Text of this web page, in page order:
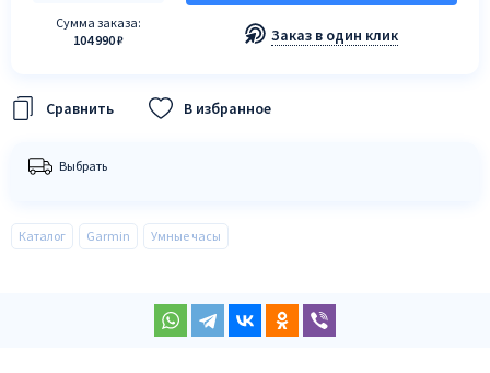
Сумма заказа:
104 990 ₽
Заказ в один клик
В избранное
Выбрать
Каталог Garmin Умные часы